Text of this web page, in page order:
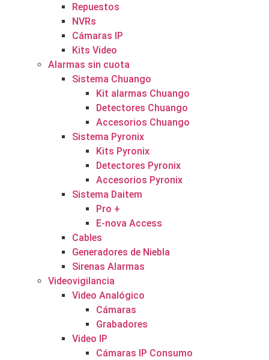
Repuestos
NVRs
Cámaras IP
Kits Video
Alarmas sin cuota
Sistema Chuango
Kit alarmas Chuango
Detectores Chuango
Accesorios Chuango
Sistema Pyronix
Kits Pyronix
Detectores Pyronix
Accesorios Pyronix
Sistema Daitem
Pro +
E-nova Access
Cables
Generadores de Niebla
Sirenas Alarmas
Videovigilancia
Video Analógico
Cámaras
Grabadores
Video IP
Cámaras IP Consumo